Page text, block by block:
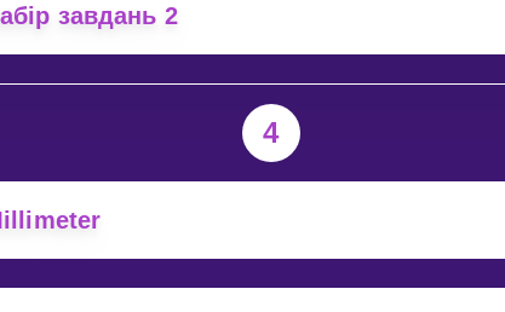
завдань 2
4